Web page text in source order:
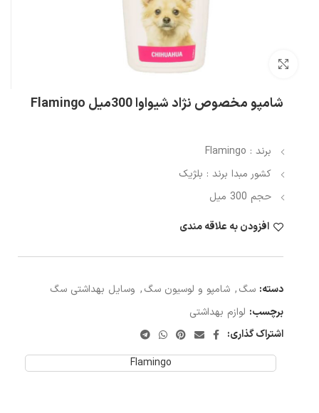
شامپو مخصوص نژاد شیواوا 300میل Flamingo
برند : Flamingo
کشور مبدا برند : بلژیک
حجم 300 میل
افزودن به علاقه مندی
دسته: سگ, شامپو و لوسیون سگ, وسایل بهداشتی سگ
برچسب: لوازم بهداشتی
اشتراک گذاری:
Flamingo